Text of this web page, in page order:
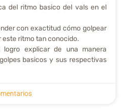
del ritmo basico del vals en el
con exactitud cómo golpear
este ritmo tan conocido.
logro explicar de una manera
basicos y sus respectivas